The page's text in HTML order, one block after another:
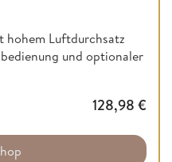
hohem Luftdurchsatz
und optionaler
128,98 €